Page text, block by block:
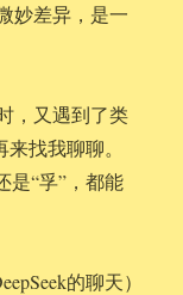
妙差异，是一
，又遇到了类
找我聊聊。
是“孚”，都能
的聊天）